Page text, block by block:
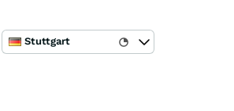
Stuttgart